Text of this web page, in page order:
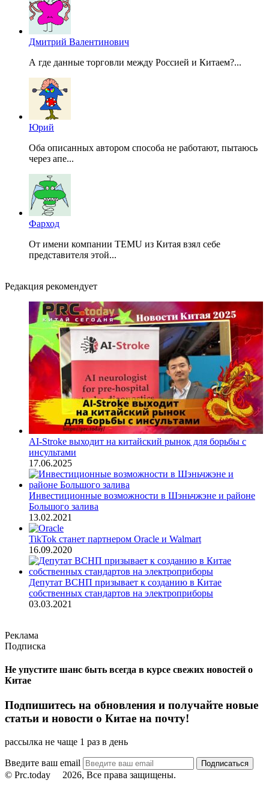
Дмитрий Валентинович
А где данные торговли между Россией и Китаем?...
Юрий
Оба описанных автором способа не работают, пытаюсь
через апе...
Фарход
От имени компании TEMU из Китая взял себе
представителя этой...
Редакция рекомендует
AI-Stroke выходит на китайский рынок для борьбы с
инсультами
17.06.2025
Инвестиционные возможности в Шэньчжэне и районе
Большого залива
13.02.2021
TikTok станет партнером Oracle и Walmart
16.09.2020
Депутат ВСНП призывает к созданию в Китае
собственных стандартов на электроприборы
03.03.2021
Реклама
Подписка
Не упустите шанс быть всегда в курсе свежих новостей о
Китае
Подпишитесь на обновления и получайте новые
статьи и новости о Китае на почту!
рассылка не чаще 1 раз в день
Введите ваш email
© Prc.today
2026, Все права защищены.